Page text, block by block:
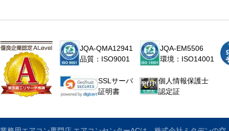
JQA-QMA12941
品質：ISO9001
JQA-EM5506
環境：ISO14001
SSLサーバ
証明書
個人情報保護士
認定証